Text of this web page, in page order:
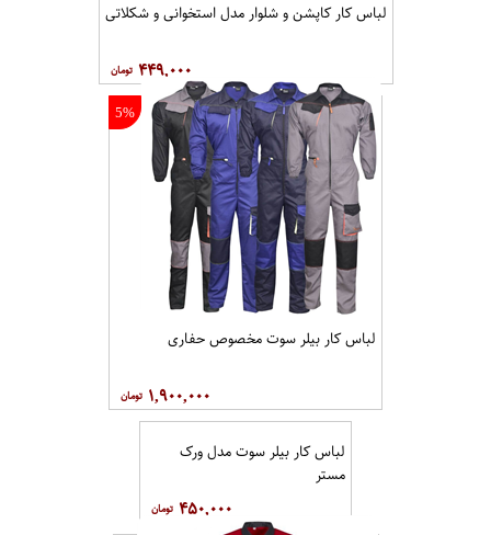
لباس کار کاپشن و شلوار مدل استخوانی و شکلاتی
۴۴۹,۰۰۰
5%
لباس کار بیلر سوت مخصوص حفاری
۱,۹۰۰,۰۰۰
لباس کار بیلر سوت مدل ورک
مستر
۴۵۰,۰۰۰